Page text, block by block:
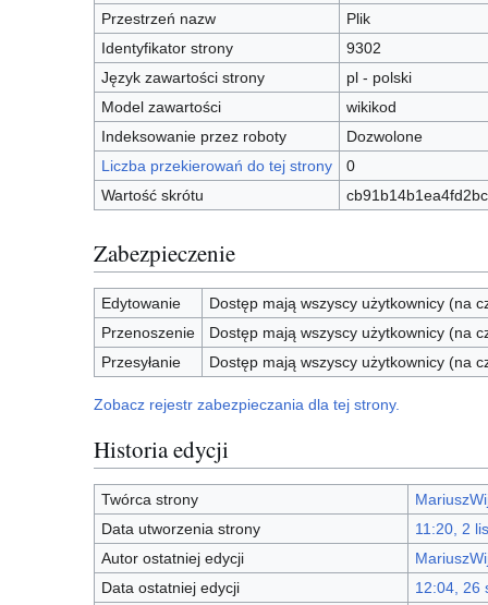
Przestrzeń nazw
Plik
Identyfikator strony
9302
Język zawartości strony
pl - polski
Model zawartości
wikikod
Indeksowanie przez roboty
Dozwolone
Liczba przekierowań do tej strony
0
Wartość skrótu
Zabezpieczenie
Edytowanie
Dostęp mają wszyscy użytkownicy (na
Przenoszenie
Dostęp mają wszyscy użytkownicy (na
Przesyłanie
Dostęp mają wszyscy użytkownicy (na
Zobacz rejestr zabezpieczania dla tej strony.
Historia edycji
Twórca strony
Data utworzenia strony
11:20, 2
Autor ostatniej edycji
Data ostatniej edycji
12:04, 26